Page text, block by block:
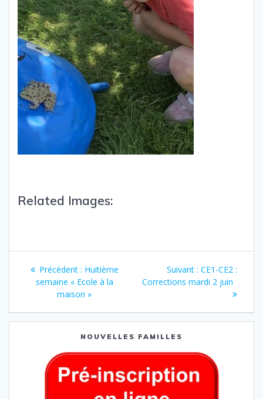
Related Images:
Précédent : Huitième
semaine « Ecole à la
maison »
Suivant : CE1-CE2 :
Corrections mardi 2 juin
NOUVELLES FAMILLES